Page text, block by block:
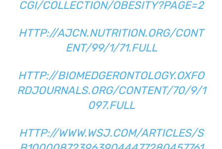
CGI/COLLECTION/OBESITY?PAGE=2
HTTP://AJCN.NUTRITION.ORG/CONT
ENT/99/1/71.FULL
HTTP://BIOMEDGERONTOLOGY.OXFO
RDJOURNALS.ORG/CONTENT/70/9/1
097.FULL
HTTP://WWW.WSJ.COM/ARTICLES/S